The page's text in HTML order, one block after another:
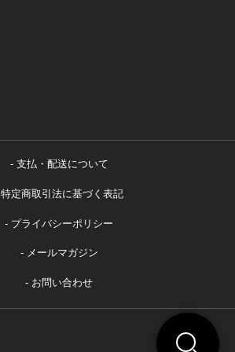
支払・配送について
特定商取引法に基づく表記
プライバシーポリシー
メールマガジン
お問い合わせ